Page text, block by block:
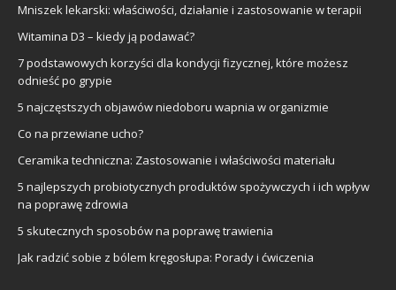
Mniszek lekarski: właściwości, działanie i zastosowanie w terapii
Witamina D3 – kiedy ją podawać?
7 podstawowych korzyści dla kondycji fizycznej, które możesz
odnieść po grypie
5 najczęstszych objawów niedoboru wapnia w organizmie
Co na przewiane ucho?
Ceramika techniczna: Zastosowanie i właściwości materiału
5 najlepszych probiotycznych produktów spożywczych i ich wpływ
na poprawę zdrowia
5 skutecznych sposobów na poprawę trawienia
Jak radzić sobie z bólem kręgosłupa: Porady i ćwiczenia